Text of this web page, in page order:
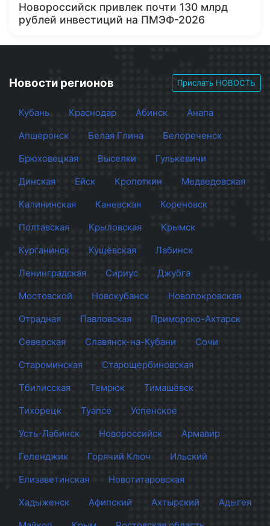
Новороссийск привлек почти 130 млрд
рублей инвестиций на ПМЭФ-2026
Новости регионов Прислать НОВОСТЬ
Кубань Краснодар Абинск
Анапа
Апшеронск
Белая Глина
Белореченск
Брюховецкая
Выселки
Гулькевичи
Динская
Ейск Кропоткин
Медведовская
Калининская
Каневская
Кореновск
Полтавская
Крыловская
Крымск
Курганинск
Кущёвская
Лабинск
Ленинградская
Сириус
Джубга
Мостовской
Новокубанск
Новопокровская
Отрадная
Павловская
Приморско-Ахтарск
Северская
Славянск-на-Кубани
Сочи
Староминская
Старощербиновская
Тбилисская
Темрюк
Тимашёвск
Тихорецк
Туапсе
Успенское
Усть-Лабинск
Новороссийск
Армавир
Геленджик
Горячий Ключ
Ильский
Елизаветинская
Новотитаровская
Хадыженск
Афипский Ахтырский
Адыгея